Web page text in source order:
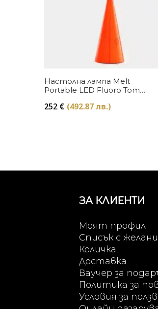
Купи
Настолна лампа Melt
Portable LED Fluoro Tom
252 € (492.87 лв.)
ЗА КЛИЕНТИ
Моят профил
Списък с
Количка
Доставка
Ваучер за
Политика за
Условия за